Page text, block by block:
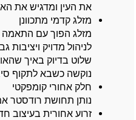
את העין ומדגיש את
מזלג קדמי מתכוונן
מזלג הפוך עם התאמה
לניהול מדויק ויציבות
שלוט בדיוק באיך
נוקשה כשבא לתקוף
חלק אחורי קומפקטי
נותן תחושת רודסטר
זרוע אחורית בעיצוב